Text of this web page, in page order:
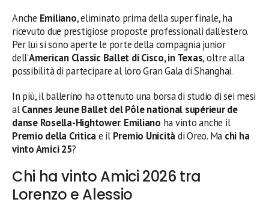
Anche Emiliano, eliminato prima della super finale, ha
ricevuto due prestigiose proposte professionali dall’estero.
Per lui si sono aperte le porte della compagnia junior
dell’American Classic Ballet di Cisco, in Texas, oltre alla
possibilità di partecipare al loro Gran Gala di Shanghai.
In più, il ballerino ha ottenuto una borsa di studio di sei mesi
alCannes Jeune Ballet del Pôle national supérieur de
danse Rosella-Hightower. Emiliano ha vinto anche il
Premio della Criticae il Premio Unicitàdi Oreo. Ma chi ha
vinto Amici 25?
Chi ha vinto Amici 2026 tra
Lorenzo e Alessio